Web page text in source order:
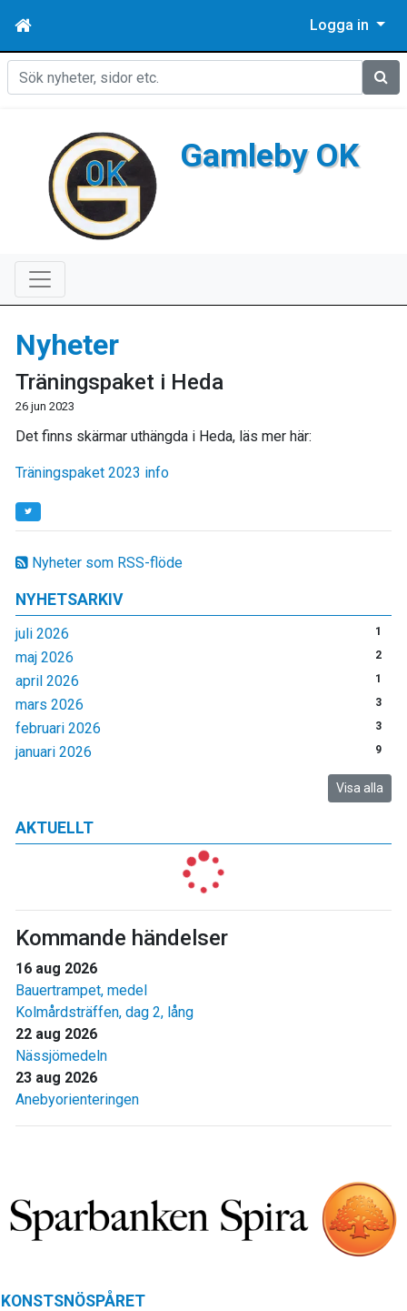
Logga in
Sök
Gamleby OK
Nyheter som RSS-flöde
NYHETSARKIV
juli 2026 1
maj 2026 2
april 2026 1
mars 2026 3
februari 2026 3
januari 2026 9
Visa alla
AKTUELLT
Kommande händelser
16 aug 2026
Bauertrampet, medel
Kolmårdsträffen, dag 2, lång
22 aug 2026
Nässjömedeln
23 aug 2026
Anebyorienteringen
Nyheter
Träningspaket i Heda
26 jun 2023
Det finns skärmar uthängda i Heda, läs mer här:
Träningspaket 2023 info
KONSTSNÖSPÅRET